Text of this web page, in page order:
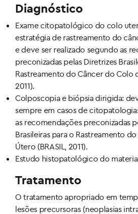
Diagnóstico
Exame citopatológico do colo
estratégia de rastreamento do
e deve ser realizado segundo as
preconizadas pelas Diretrizes
Rastreamento do Câncer do Colo
2011).
Colposcopia e biópsia dirigida:
sempre em casos de
as recomendações preconizadas
Brasileiras para o Rastreamento
Útero (BRASIL, 2011).
Estudo histopatológico do
Tratamento
O tratamento apropriado em
lesões precursoras (neoplasias